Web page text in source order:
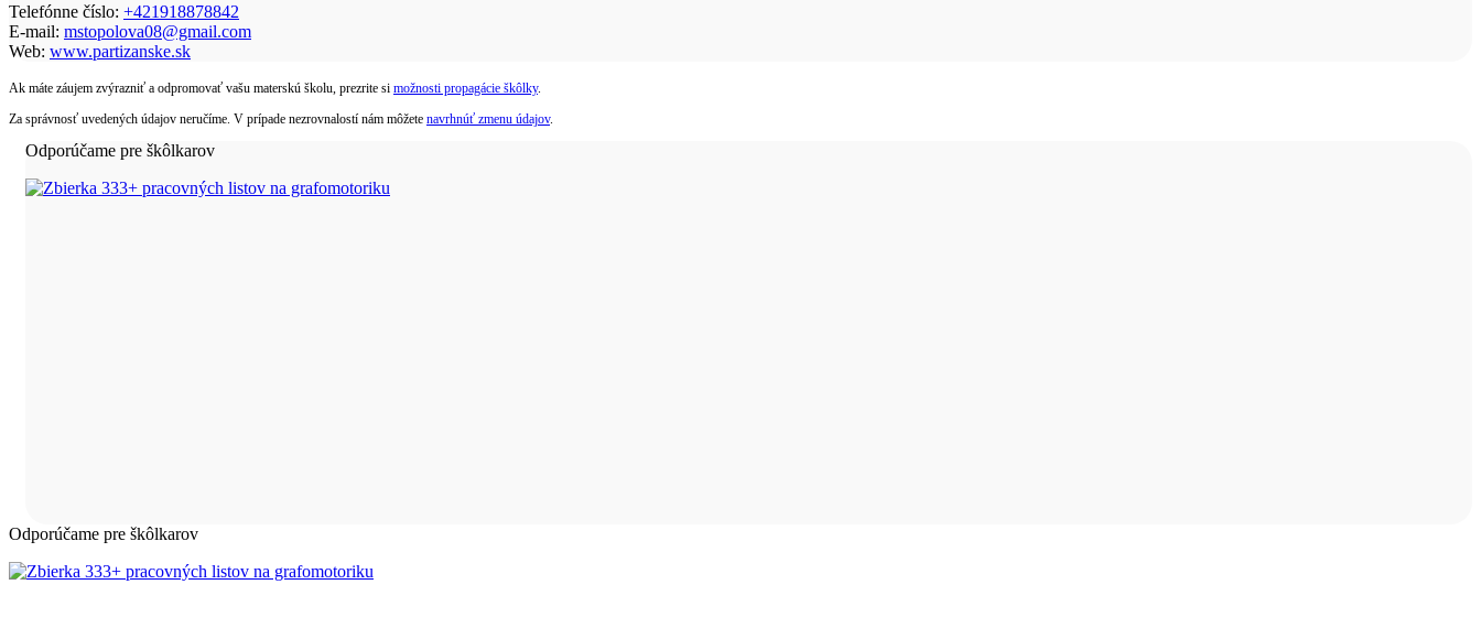
Telefónne číslo: +421918878842
E-mail: mstopolova08@gmail.com
Web: www.partizanske.sk
Ak máte záujem zvýrazniť a odpromovať vašu materskú školu, prezrite si možnosti propagácie škôlky.
Za správnosť uvedených údajov neručíme. V prípade nezrovnalostí nám môžete navrhnúť zmenu údajov.
Odporúčame pre škôlkarov
Odporúčame pre škôlkarov